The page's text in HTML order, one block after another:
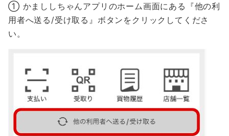
① かまししちゃんアプリのホーム画面にある『他の利
用者へ送る/受け取る』ボタンをクリックしてくださ
い。